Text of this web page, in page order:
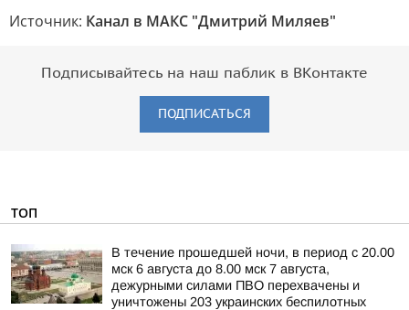
Источник: Канал в МАКС "Дмитрий Миляев"
Подписывайтесь на наш паблик в ВКонтакте
ПОДПИСАТЬСЯ
ТОП
В течение прошедшей ночи, в период с 20.00
мск 6 августа до 8.00 мск 7 августа,
дежурными силами ПВО перехвачены и
уничтожены 203 украинских беспилотных